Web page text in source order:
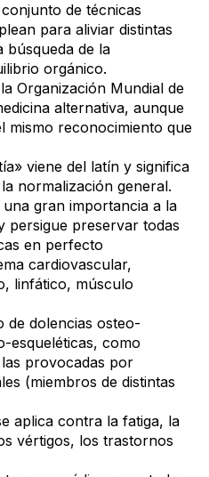
de técnicas
para aliviar distintas
búsqueda de la
orgánico.
Organización Mundial de
alternativa, aunque
mismo reconocimiento que
viene del latín y significa
normalización general.
gran importancia a la
preservar todas
en perfecto
cardiovascular,
linfático, músculo
de dolencias osteo-
esqueléticas, como
provocadas por
(miembros de distintas
aplica contra la fatiga, la
vértigos, los trastornos